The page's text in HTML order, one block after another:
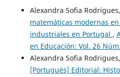
Alexandra Sofia Rodrigues,
matemáticas modernas
industriales en Portugal ,
en Educación: Vol. 26
Alexandra Sofia
[Portugués] Editorial: